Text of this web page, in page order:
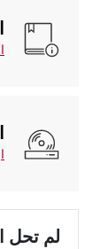
لم تحل